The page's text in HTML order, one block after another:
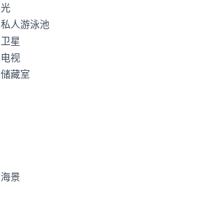
光
私人游泳池
卫星
电视
储藏室
海景